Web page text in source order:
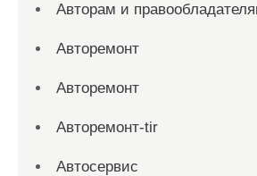
Авторам и
Авторемонт
Авторемонт
Авторемонт-tir
Автосервис